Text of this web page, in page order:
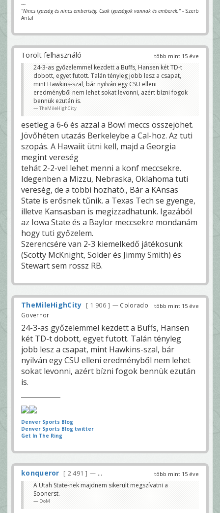
---
"Nincs igazság és nincs emberiség. Csak igazságok vannak és emberek." - Szerb
Antal
több mint 15 éve
Törölt felhasználó
24-3-as győzelemmel kezdett a Buffs, Hansen két TD-t
dobott, egyet futott. Talán tényleg jobb lesz a csapat,
mint Hawkins-szal, bár nyilván egy CSU elleni
eredményből nem lehet sokat levonni, azért bízni fogok
bennük ezután is.
TheMileHighCity
esetleg a 6-6 és azzal a Bowl meccs összejöhet.
Jövőhéten utazás Berkeleybe a Cal-hoz. Az tuti
szopás. A Hawaiit ütni kell, majd a Georgia
megint vereség
tehát 2-2-vel lehet menni a konf meccsekre.
Idegenben a Mizzu, Nebraska, Oklahoma tuti
vereség, de a többi hozható., Bár a KAnsas
State is erősnek tűnik. a Texas Tech se gyenge,
illetve Kansasban is megizzadhatunk. Igazából
az Iowa State és a Baylor meccsekre mondanám
hogy tuti győzelem.
Szerencsére van 2-3 kiemelkedő játékosunk
(Scotty McKnight, Solder és Jimmy Smith) és
Stewart sem rossz RB.
több mint 15 éve
TheMileHighCity 1 906
— Colorado
Governor
24-3-as győzelemmel kezdett a Buffs, Hansen
két TD-t dobott, egyet futott. Talán tényleg
jobb lesz a csapat, mint Hawkins-szal, bár
nyilván egy CSU elleni eredményből nem lehet
sokat levonni, azért bízni fogok bennük ezután
is.
Denver Sports Blog
Denver Sports Blog twitter
Get In The Ring
több mint 15 éve
konqueror 2 491 — ...
A Utah State-nek majdnem sikerült megszívatni a
Soonerst.
DoM